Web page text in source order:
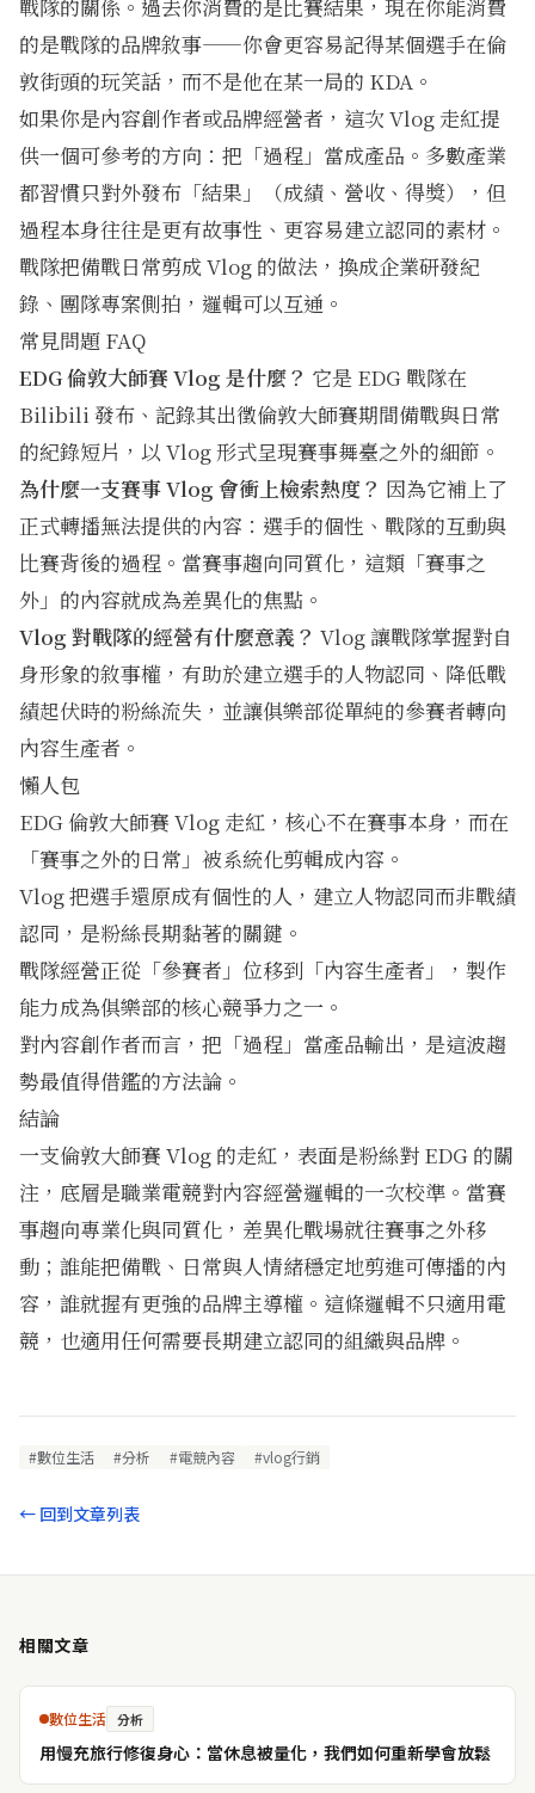
戰隊的關係。過去你消費的是比賽結果，現在你能消費
的是戰隊的品牌敘事——你會更容易記得某個選手在倫
敦街頭的玩笑話，而不是他在某一局的 KDA。
如果你是內容創作者或品牌經營者，這次 Vlog 走紅提
供一個可參考的方向：把「過程」當成產品。多數產業
都習慣只對外發布「結果」（成績、營收、得獎），但
過程本身往往是更有故事性、更容易建立認同的素材。
戰隊把備戰日常剪成 Vlog 的做法，換成企業研發紀
錄、團隊專案側拍，邏輯可以互通。
常見問題 FAQ
EDG 倫敦大師賽 Vlog 是什麼？ 它是 EDG 戰隊在
Bilibili 發布、記錄其出徵倫敦大師賽期間備戰與日常
的紀錄短片，以 Vlog 形式呈現賽事舞臺之外的細節。
為什麼一支賽事 Vlog 會衝上檢索熱度？ 因為它補上了
正式轉播無法提供的內容：選手的個性、戰隊的互動與
比賽背後的過程。當賽事趨向同質化，這類「賽事之
外」的內容就成為差異化的焦點。
Vlog 對戰隊的經營有什麼意義？ Vlog 讓戰隊掌握對自
身形象的敘事權，有助於建立選手的人物認同、降低戰
績起伏時的粉絲流失，並讓俱樂部從單純的參賽者轉向
內容生產者。
懶人包
EDG 倫敦大師賽 Vlog 走紅，核心不在賽事本身，而在
「賽事之外的日常」被系統化剪輯成內容。
Vlog 把選手還原成有個性的人，建立人物認同而非戰績
認同，是粉絲長期黏著的關鍵。
戰隊經營正從「參賽者」位移到「內容生產者」，製作
能力成為俱樂部的核心競爭力之一。
對內容創作者而言，把「過程」當產品輸出，是這波趨
勢最值得借鑑的方法論。
結論
一支倫敦大師賽 Vlog 的走紅，表面是粉絲對 EDG 的關
注，底層是職業電競對內容經營邏輯的一次校準。當賽
事趨向專業化與同質化，差異化戰場就往賽事之外移
動；誰能把備戰、日常與人情緒穩定地剪進可傳播的內
容，誰就握有更強的品牌主導權。這條邏輯不只適用電
競，也適用任何需要長期建立認同的組織與品牌。
#數位生活 #分析 #電競內容 #vlog行銷
← 回到文章列表
相關文章
數位生活 分析
用慢充旅行修復身心：當休息被量化，我們如何重新學會放鬆